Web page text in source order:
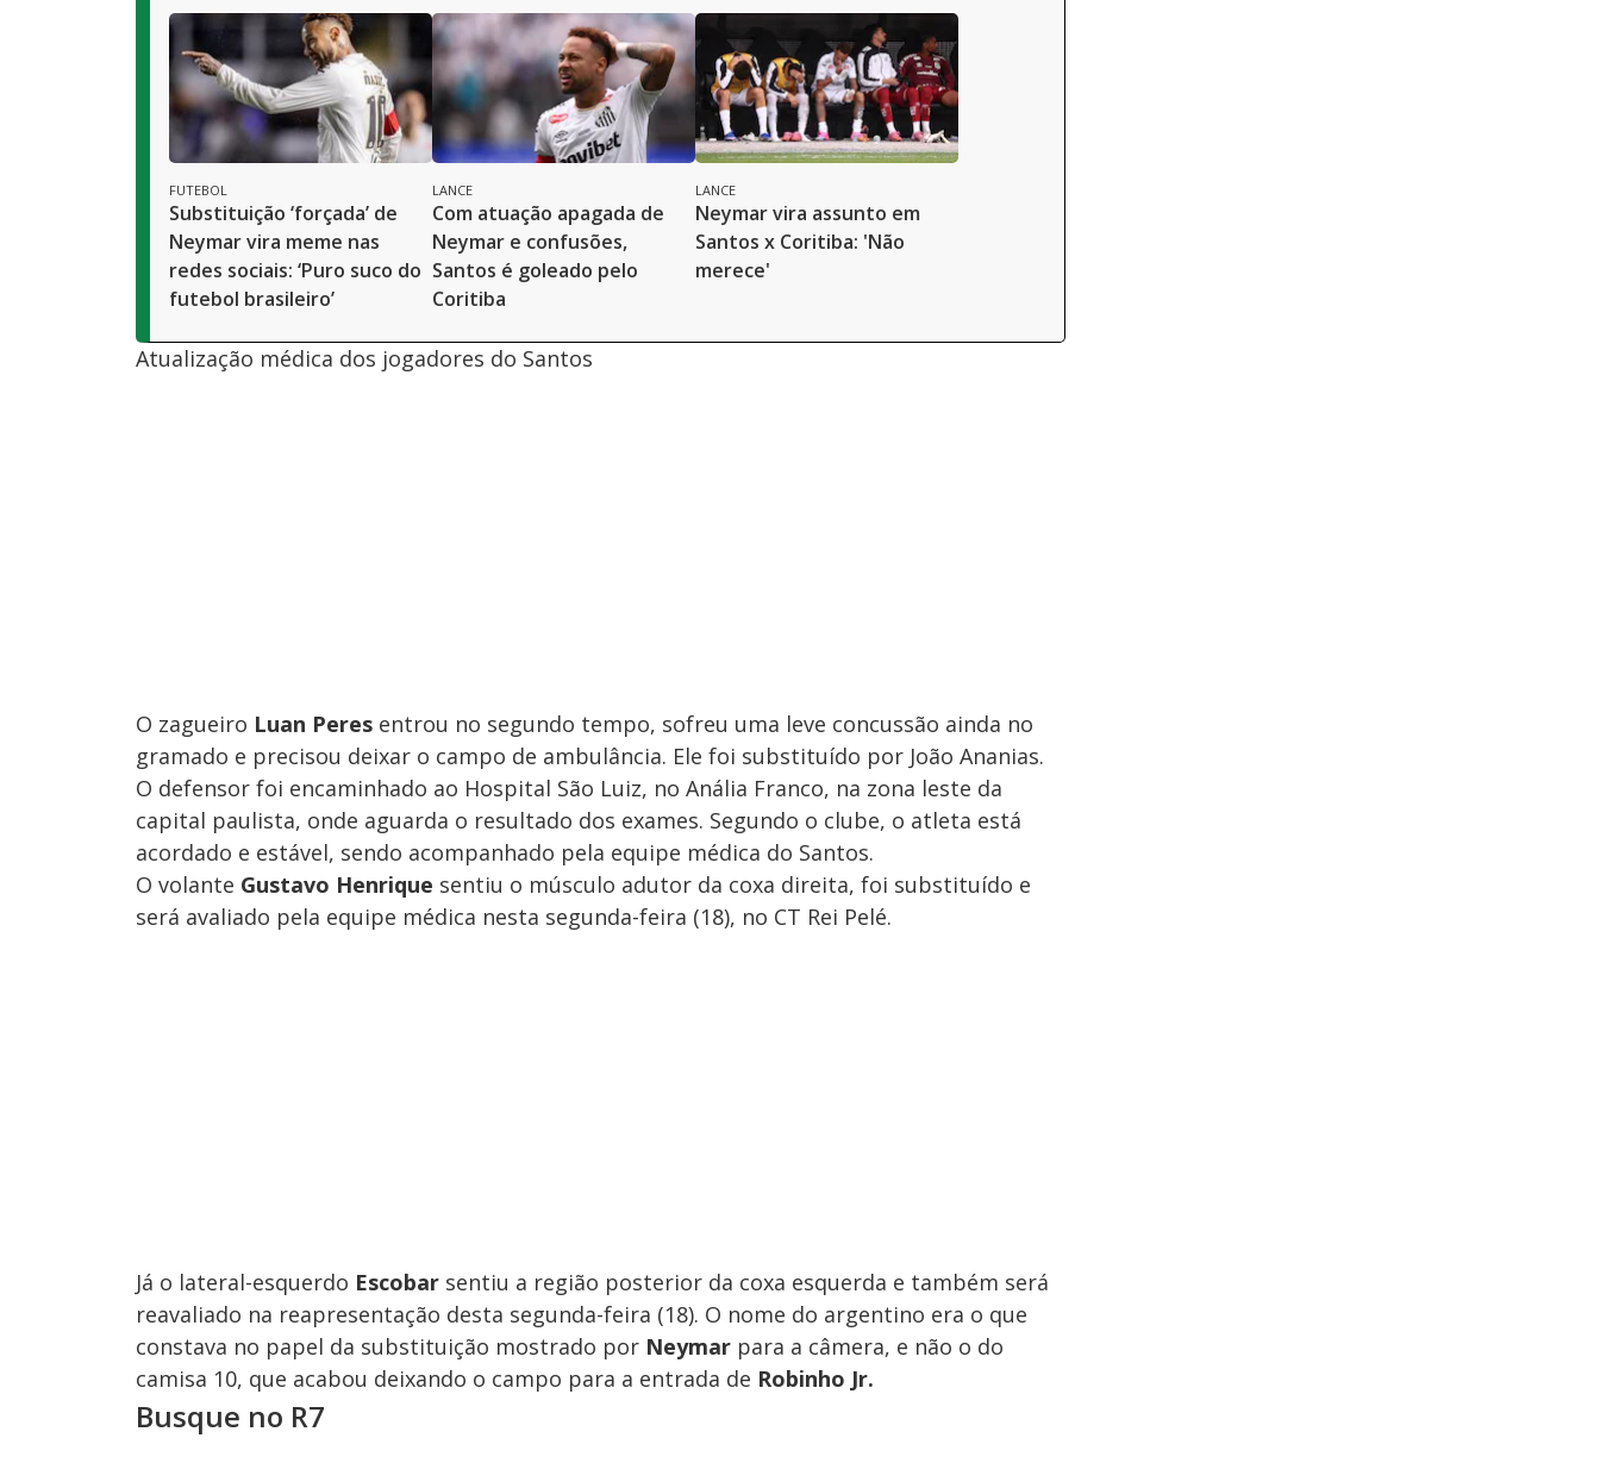
FUTEBOL
Substituição ‘forçada’ de
Neymar vira meme nas
redes sociais: ‘Puro suco do
futebol brasileiro’
LANCE
Com atuação apagada de
Neymar e confusões,
Santos é goleado pelo
Coritiba
LANCE
Neymar vira assunto em
Santos x Coritiba: 'Não
merece'
Atualização médica dos jogadores do Santos
O zagueiro Luan Peres entrou no segundo tempo, sofreu uma leve concussão ainda no
gramado e precisou deixar o campo de ambulância. Ele foi substituído por João Ananias.
O defensor foi encaminhado ao Hospital São Luiz, no Anália Franco, na zona leste da
capital paulista, onde aguarda o resultado dos exames. Segundo o clube, o atleta está
acordado e estável, sendo acompanhado pela equipe médica do Santos.
O volante Gustavo Henrique sentiu o músculo adutor da coxa direita, foi substituído e
será avaliado pela equipe médica nesta segunda-feira (18), no CT Rei Pelé.
Já o lateral-esquerdo Escobar sentiu a região posterior da coxa esquerda e também será
reavaliado na reapresentação desta segunda-feira (18). O nome do argentino era o que
constava no papel da substituição mostrado por Neymar para a câmera, e não o do
camisa 10, que acabou deixando o campo para a entrada de Robinho Jr.
Busque no R7